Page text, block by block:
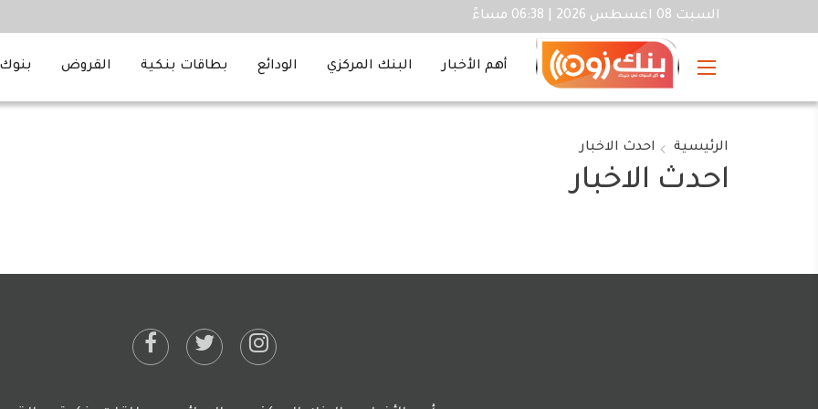
السبت 08 اغسطس 2026 | 06:38 مساءً
أهم الأخبار البنك المركزي الودائع بطاقات بنكية القروض
الرئيسية احدث الاخبار
احدث الاخبار